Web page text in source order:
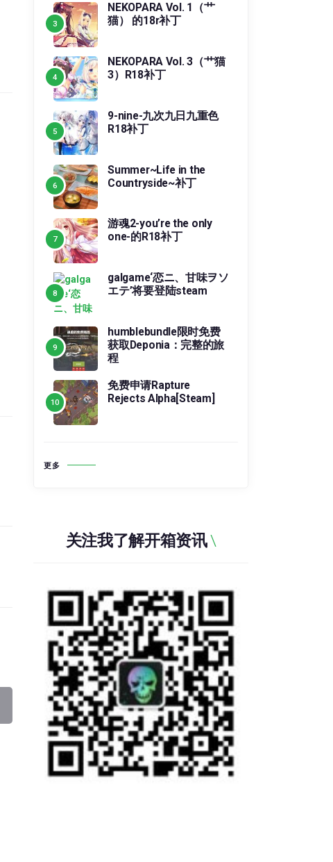
NEKOPARA Vol. 1（艹
猫） 的18r补丁
NEKOPARA Vol. 3（艹猫
3）R18补丁
9-nine-九次九日九重色
R18补丁
Summer~Life in the
Countryside~补丁
游魂2-you’re the only
one-的R18补丁
galgame‘恋ニ、甘味ヲソ
エテ’将要登陆steam
humblebundle限时免费
获取Deponia：完整的旅
程
免费申请Rapture
Rejects Alpha[Steam]
更多
关注我了解开箱资讯